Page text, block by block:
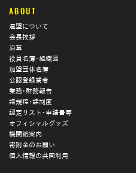
ABOUT
連盟について
会長挨拶
沿革
役員名簿･組織図
加盟団体名簿
公認登録業者
業務･財務報告
諸規程･諸制度
認定リスト･申請書等
オフィシャルグッズ
機関紙案内
寄附金のお願い
個人情報の共同利用